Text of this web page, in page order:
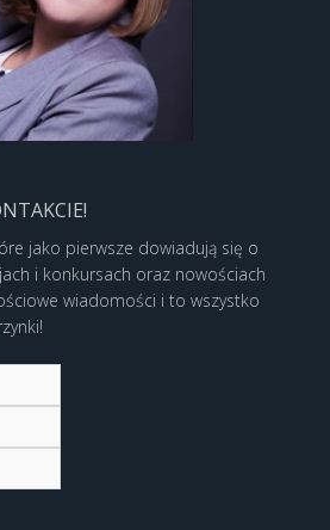
jako pierwsze dowiadują się o
i konkursach oraz nowościach
wiadomości i to wszystko